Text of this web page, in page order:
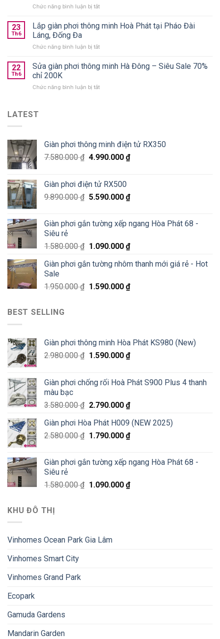
hãng
từ
gấp
nên
nào
Chức năng bình luận bị tắtở
giàn
Xuân
West
số
23
Th6
Lắp giàn phơi thông minh Hoà Phát tại Pháo Đài
Láng, Đống Đa
Chức năng bình luận bị tắtở
giàn
phơi
minh
Đống
Đa
22
Th6
Sửa giàn phơi thông minh Hà Đông – Siêu Sale 70%
chỉ 200K
Chức năng bình luận bị tắtở
Đông
–
Siêu
chỉ
200K
LATEST
Giàn phơi thông minh điện tử RX350
7.580.000₫ 4.990.000 ₫
Giàn phơi điện tử RX500
9.890.000₫ 5.590.000 ₫
Giàn phơi gắn tường xếp ngang Hòa Phát 68 -
Siêu rẻ
1.580.000₫ 1.090.000 ₫
Giàn phơi gắn tường nhôm thanh mới giá rẻ - Hot
Sale
1.950.000₫ 1.590.000 ₫
BEST SELLING
Giàn phơi thông minh Hòa Phát KS980 (New)
2.980.000₫ 1.590.000 ₫
Giàn phơi chống rối Hoà Phát S900 Plus 4 thanh
màu bạc
3.580.000₫ 2.790.000 ₫
Giàn phơi Hòa Phát H009 (NEW 2025)
2.580.000₫ 1.790.000 ₫
Giàn phơi gắn tường xếp ngang Hòa Phát 68 -
Siêu rẻ
1.580.000₫ 1.090.000 ₫
KHU ĐÔ THỊ
Vinhomes Ocean Park Gia Lâm
Vinhomes Smart City
Vinhomes Grand Park
Ecopark
Gamuda Gardens
Mandarin Garden